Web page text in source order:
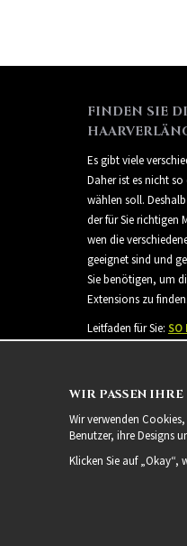
FINDEN SIE
Es gibt viele
Daher ist es nicht
wählen soll.
der für Sie richtigen
wen die
geeignet sind und
Sie benötigen, um
Extensions zu finden.
Leitfaden für Sie: SO
WIR PASSEN
Wir verwenden
Benutzer, ihre Designs
Klicken Sie auf „Okay“,